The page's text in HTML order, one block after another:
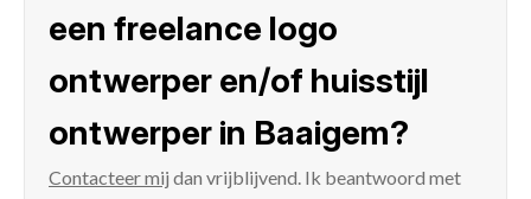
een freelance logo
ontwerper en/of huisstijl
ontwerper in Baaigem?
Contacteer mij dan vrijblijvend. Ik beantwoord met